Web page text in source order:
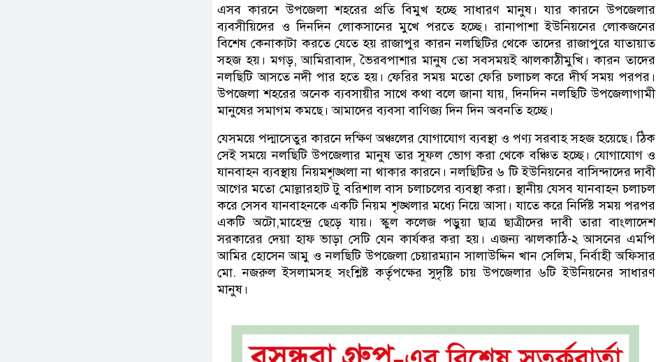
এসব কারনে উপজেলা শহরের প্রতি বিমুখ হচ্ছে সাধারণ মানুষ। যার কারনে উপজেলার
ব্যবসীয়িদের ও দিনদিন লোকসানের মুখে পরতে হচ্ছে। রানাপাশা ইউনিয়নের লোকজনের
বিশেষ কেনাকাটা করতে যেতে হয় রাজাপুর কারন নলছিটির থেকে তাদের রাজাপুরে যাতায়াত
সহজ হয়। মগড়, আমিরাবাদ, ভৈরবপাশার মানুষ তো সবসময়ই ঝালকাঠীমুখি। কারন তাদের
নলছিটি আসতে নদী পার হতে হয়। ফেরির সময় মতো ফেরি চলাচল করে দীর্ঘ সময় পরপর।
উপজেলা শহরের অনেক ব্যবসায়ীর সাথে কথা বলে জানা যায়, দিনদিন নলছিটি উপজেলাগামী
মানুষের সমাগম কমছে। আমাদের ব্যবসা বাণিজ্য দিন দিন অবনতি হচ্ছে।
যেসময়ে পদ্মাসেতুর কারনে দক্ষিণ অঞ্চলের যোগাযোগ ব্যবস্থা ও পণ্য সরবাহ সহজ হয়েছে। ঠিক
সেই সময়ে নলছিটি উপজেলার মানুষ তার সুফল ভোগ করা থেকে বঞ্চিত হচ্ছে। যোগাযোগ ও
যানবাহন ব্যবস্থায় নিয়মশৃঙ্খলা না থাকার কারনে। নলছিটির ৬ টি ইউনিয়নের বাসিন্দাদের দাবী
আগের মতো মোল্লারহাট টু বরিশাল বাস চলাচলের ব্যবস্থা করা। স্থানীয় যেসব যানবাহন চলাচল
করে সেসব যানবাহনকে একটি নিয়ম শৃঙ্খলার মধ্যে নিয়ে আসা। যাতে করে নির্দিষ্ট সময় পরপর
একটি অটো,মাহেন্দ্র ছেড়ে যায়। স্কুল কলেজ পড়ুয়া ছাত্র ছাত্রীদের দাবী তারা বাংলাদেশ
সরকারের দেয়া হাফ ভাড়া সেটি যেন কার্যকর করা হয়। এজন্য ঝালকাঠি-২ আসনের এমপি
আমির হোসেন আমু ও নলছিটি উপজেলা চেয়ারম্যান সালাউদ্দিন খান সেলিম, নির্বাহী অফিসার
মো. নজরুল ইসলামসহ সংশ্লিষ্ট কর্তৃপক্ষের সুদৃষ্টি চায় উপজেলার ৬টি ইউনিয়নের সাধারণ
মানুষ।